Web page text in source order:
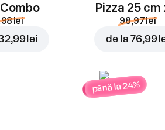
lei
lei
Pizza 25 cm
98,97 lei
de la76,99
până la 24%